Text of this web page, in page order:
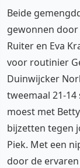
Beide
gewonnen
Ruiter en Eva
voor routinier
Duinwijcker
tweemaal 21-
moest met
bijzetten tegen
Piek. Met een
door de